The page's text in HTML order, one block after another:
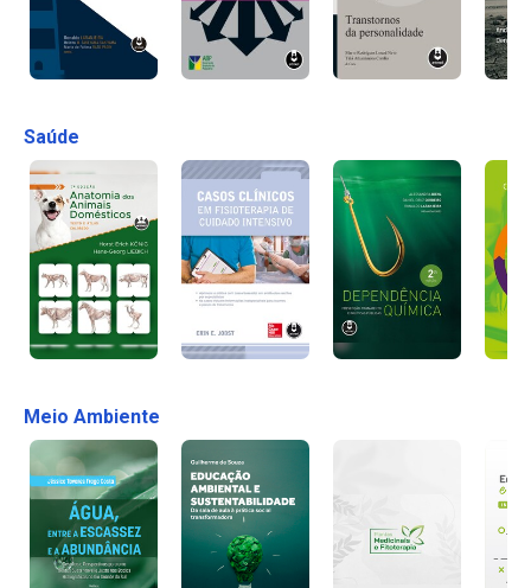
Saúde
Meio Ambiente